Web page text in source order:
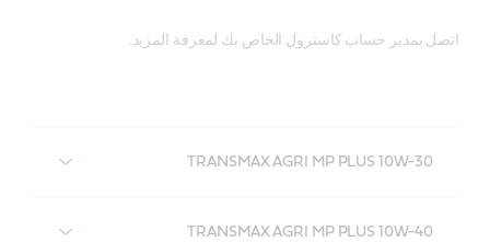
اتصل بمدير حساب كاسترول الخاص بك لمعرفة المزيد.
TRANSMAX AGRI MP PLUS 10W-30
TRANSMAX AGRI MP PLUS 10W-40